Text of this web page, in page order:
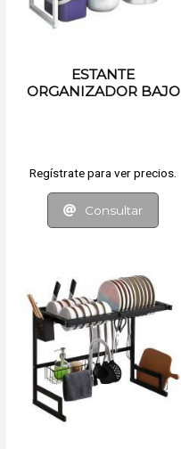
ESTANTE
ORGANIZADOR BAJO
Regístrate para ver precios.
Consultar